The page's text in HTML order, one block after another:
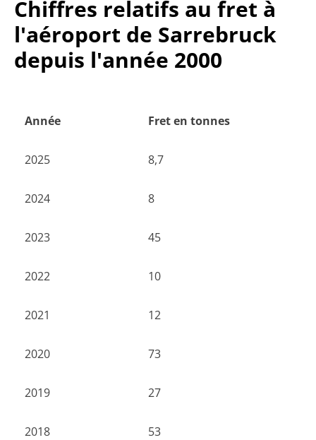
Chiffres relatifs au fret à
l'aéroport de Sarrebruck
depuis l'année 2000
Année Fret en tonnes
2025 8,7
2024 8
2023 45
2022 10
2021 12
2020 73
2019 27
2018 53